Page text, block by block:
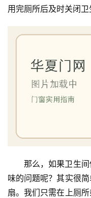
安
维
们
用完厕所后及时关闭卫
那么，如果卫生
味的问题呢？其实很
扇。我们只需在上厕